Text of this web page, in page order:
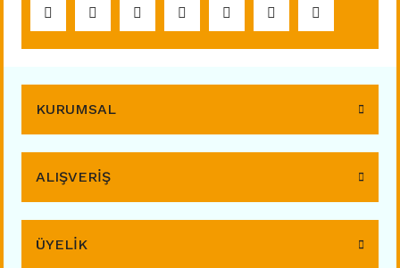
KURUMSAL
ALIŞVERİŞ
ÜYELİK